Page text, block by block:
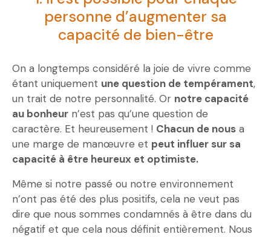
personne d’augmenter sa
capacité de bien-être
On a longtemps considéré la joie de vivre comme
étant uniquement une question de tempérament,
un trait de notre personnalité. Or notre capacité
au bonheur n’est pas qu’une question de
caractère. Et heureusement ! Chacun de nous a
une marge de manœuvre et peut influer sur sa
capacité à être heureux et optimiste.
Même si notre passé ou notre environnement
n’ont pas été des plus positifs, cela ne veut pas
dire que nous sommes condamnés à être dans du
négatif et que cela nous définit entièrement. Nous